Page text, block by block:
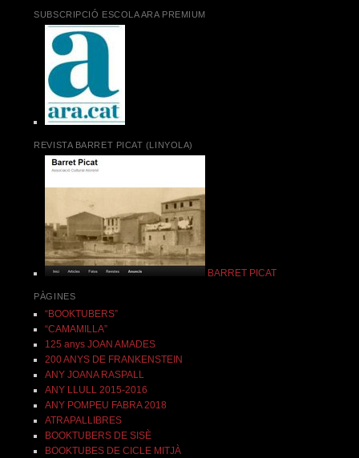
SUBSCRIPCIÓ ESCOLA ARA PREMIUM
REVISTA BARRET PICAT (LINYOLA)
BARRET PICAT
PÀGINES
“BOOKTUBERS”
“CAMAMILLA”
125 anys JOAN AMADES
200 ANYS DE FRANKENSTEIN
ANY JOANA RASPALL
ANY LLULL 2015-2016
ANY POMPEU FABRA 2018
ATRAPALLIBRES
BOOKTUBERS DE SISÈ
BOOKTUBES DE CICLE MITJÀ